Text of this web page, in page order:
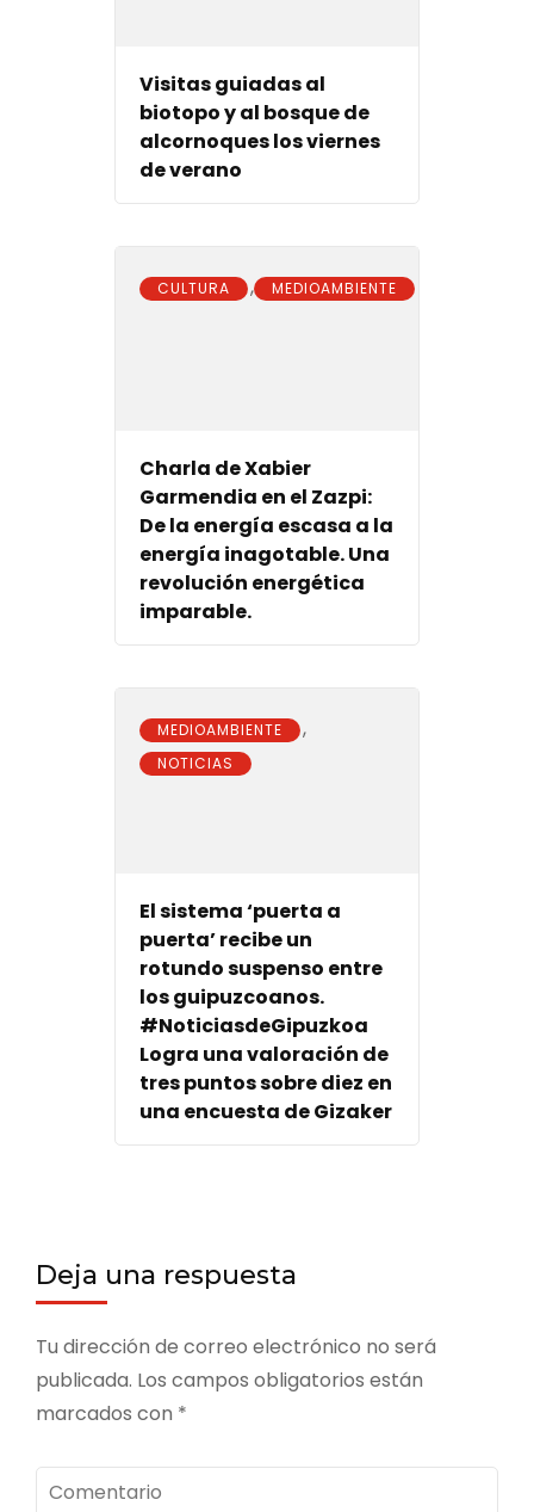
Visitas guiadas al
biotopo y al bosque de
alcornoques los viernes
de verano
CULTURA , MEDIOAMBIENTE
Charla de Xabier
Garmendia en el Zazpi:
De la energía escasa a la
energía inagotable. Una
revolución energética
imparable.
MEDIOAMBIENTE ,
NOTICIAS
El sistema ‘puerta a
puerta’ recibe un
rotundo suspenso entre
los guipuzcoanos.
#NoticiasdeGipuzkoa
Logra una valoración de
tres puntos sobre diez en
una encuesta de Gizaker
Deja una respuesta
Tu dirección de correo electrónico no será
publicada. Los campos obligatorios están
marcados con *
Comentario